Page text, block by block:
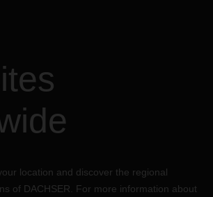
location and discover the regional
of DACHSER. For more information about